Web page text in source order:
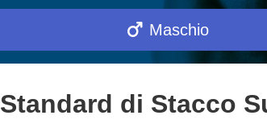
Maschio
Standard di Stacco